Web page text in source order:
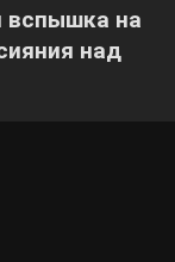
вспышка на
над